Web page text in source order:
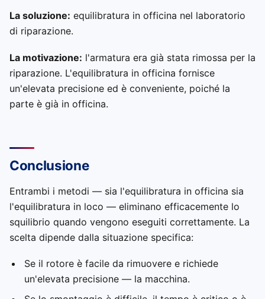
La soluzione: equilibratura in officina nel laboratorio
di riparazione.
La motivazione: l'armatura era già stata rimossa per la
riparazione. L'equilibratura in officina fornisce
un'elevata precisione ed è conveniente, poiché la
parte è già in officina.
Conclusione
Entrambi i metodi — sia l'equilibratura in officina sia
l'equilibratura in loco — eliminano efficacemente lo
squilibrio quando vengono eseguiti correttamente. La
scelta dipende dalla situazione specifica:
Se il rotore è facile da rimuovere e richiede
un'elevata precisione — la macchina.